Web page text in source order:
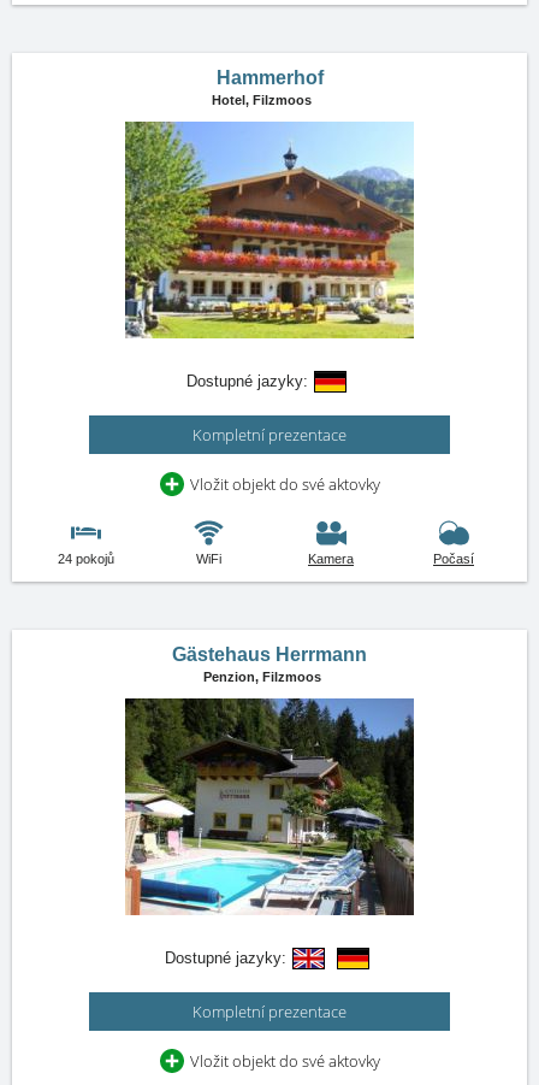
Hammerhof
Hotel, Filzmoos
Dostupné jazyky:
Kompletní prezentace
Vložit objekt do své aktovky
24 pokojů WiFi Kamera Počasí
Gästehaus Herrmann
Penzion, Filzmoos
Dostupné jazyky:
Kompletní prezentace
Vložit objekt do své aktovky